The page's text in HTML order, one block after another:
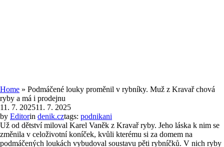
Home » Podmáčené louky proměnil v rybníky. Muž z Kravař chová
ryby a má i prodejnu
11. 7. 202511. 7. 2025
by Editorin denik.cztags: podnikani
Už od dětství miloval Karel Vaněk z Kravař ryby. Jeho láska k nim se
změnila v celoživotní koníček, kvůli kterému si za domem na
podmáčených loukách vybudoval soustavu pěti rybníčků. V nich ryby